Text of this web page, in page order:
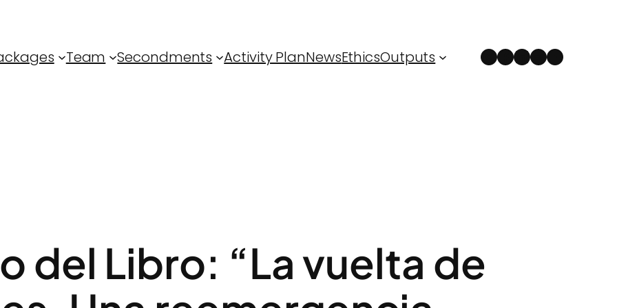
Team Secondments Activity PlanNewsEthicsOutputs Instagram
Facebook
LinkedIn
Spotify
YouTube
del Libro: “La vuelta de